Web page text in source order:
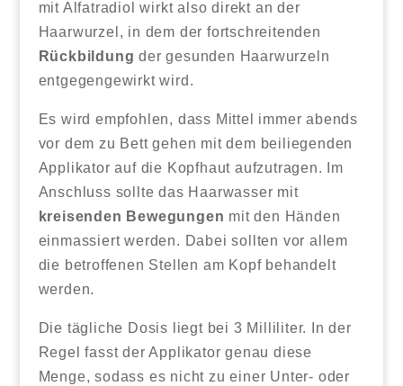
mit Alfatradiol wirkt also direkt an der
Haarwurzel, in dem der fortschreitenden
Rückbildung der gesunden Haarwurzeln
entgegengewirkt wird.
Es wird empfohlen, dass Mittel immer abends
vor dem zu Bett gehen mit dem beiliegenden
Applikator auf die Kopfhaut aufzutragen. Im
Anschluss sollte das Haarwasser mit
kreisenden Bewegungen mit den Händen
einmassiert werden. Dabei sollten vor allem
die betroffenen Stellen am Kopf behandelt
werden.
Die tägliche Dosis liegt bei 3 Milliliter. In der
Regel fasst der Applikator genau diese
Menge, sodass es nicht zu einer Unter- oder